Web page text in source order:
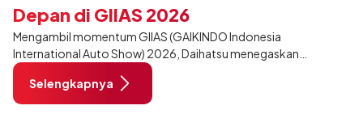
Depan di GIIAS 2026
Mengambil momentum GIIAS (GAIKINDO Indonesia
International Auto Show) 2026, Daihatsu menegaskan
komitmennya dalam meningkatkan kualitas SDM (Sumber Daya
Manusia) melalui pendidikan vokasi bertema “Bersama Sahabat
Membangun Negeri”. Komitmen ini diwujudkan melalui ajang
Selengkapnya